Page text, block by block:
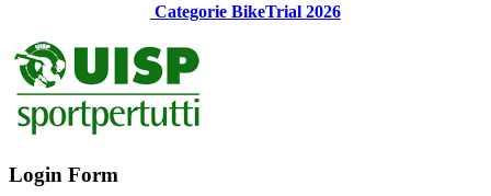
Categorie BikeTrial 2026
Login Form